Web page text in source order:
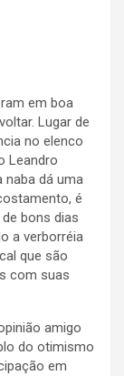
em boa
Lugar de
no elenco
Leandro
naba dá uma
é
bons dias
a verborréia
que são
com suas
amigo
do otimismo
em